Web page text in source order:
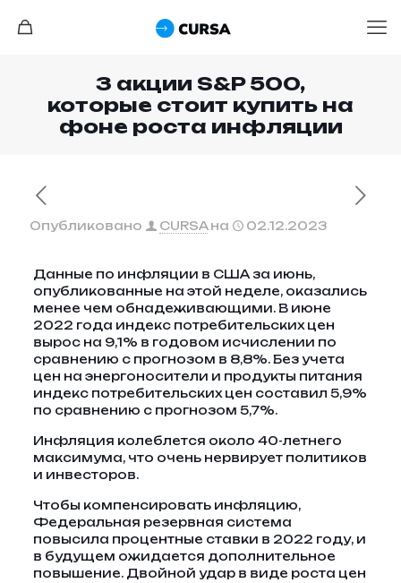
3 акции S&P 500,
которые стоит купить на
фоне роста инфляции
Опубликовано CURSA на 02.12.2023
Данные по инфляции в США за июнь,
опубликованные на этой неделе, оказались
менее чем обнадеживающими. В июне
2022 года индекс потребительских цен
вырос на 9,1% в годовом исчислении по
сравнению с прогнозом в 8,8%. Без учета
цен на энергоносители и продукты питания
индекс потребительских цен составил 5,9%
по сравнению с прогнозом 5,7%.
Инфляция колеблется около 40-летнего
максимума, что очень нервирует политиков
и инвесторов.
Чтобы компенсировать инфляцию,
Федеральная резервная система
повысила процентные ставки в 2022 году, и
в будущем ожидается дополнительное
повышение. Двойной удар в виде роста цен